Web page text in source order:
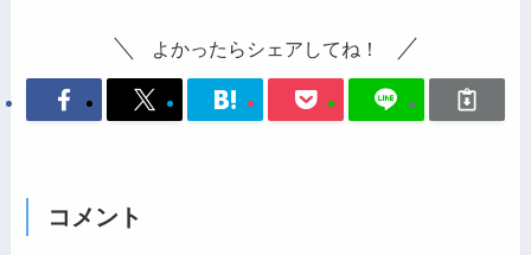
よかったらシェアしてね！
コメント